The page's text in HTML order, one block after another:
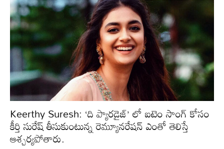
Keerthy Suresh: ‘ది ప్యారడైజ్’ లో ఐటెం సాంగ్ కోసం
కీర్తి సురేష్ తీసుకుంటున్న రెమ్యూనరేషన్ ఎంతో తెలిస్తే
ఆశ్చర్యపోతారు.